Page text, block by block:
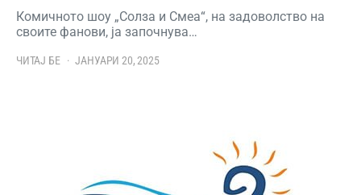
Комичното шоу „Солза и Смеа“, на задоволство на
своите фанови, ја започнува…
ЧИТАЈ БЕ ЈАНУАРИ 20, 2025